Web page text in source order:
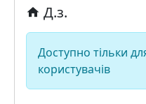
Д.з.
Доступно тільки
користувачів